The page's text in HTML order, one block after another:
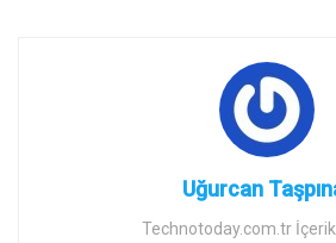
Uğurcan
Technotoday.com.tr